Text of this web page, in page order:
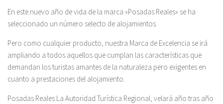
En este nuevo año de vida de la marca «Posadas Reales» se ha
seleccionado un número selecto de alojamientos.
Pero como cualquier producto, nuestra Marca de Excelencia se irá
ampliando a todos aquellos que cumplan las características que
demandan los turistas amantes de la naturaleza pero exigentes en
cuanto a prestaciones del alojamiento.
Posadas Reales La Autoridad Turística Regional, velará año tras año